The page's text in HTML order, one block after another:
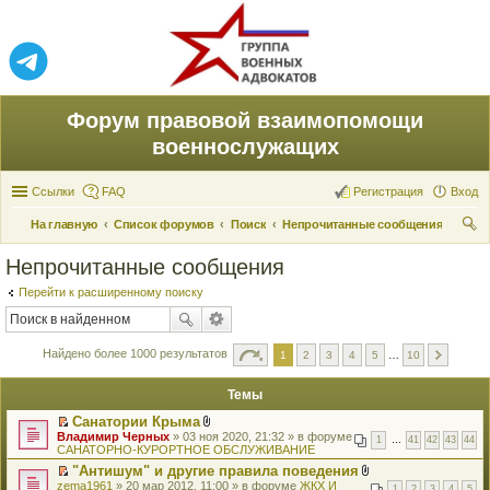
Форум правовой взаимопомощи
военнослужащих
Ссылки FAQ Вход
Регистрация
На главную Список форумов Поиск
Непрочитанные сообщения
Непрочитанные сообщения
Перейти к расширенному поиску
Найдено более 1000 результатов 1 2 3 4 5 10
Темы
П
е
р
е
й
Санатории Крыма
В
л
о
ж
е
1 41 42 43 44
Владимир Черных » 03 ноя 2020, 21:32 » в форуме
САНАТОРНО-КУРОРТНОЕ ОБСЛУЖИВАНИЕ
П
"Антишум" и другие правила поведения
В
zema1961 » 20 мар 2012, 11:00 » в форуме ЖКХ И